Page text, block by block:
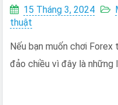
15 Tháng 3, 2024
thuật
Nếu bạn muốn chơi
đảo chiều vì đây là những